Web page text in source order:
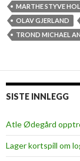
MARTHE STYVE
OLAV GJERLAND
TROND MICHAEL
SISTE INNLEGG
Atle Ødegård
Lager kortspill om